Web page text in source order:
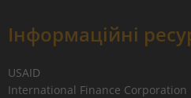
Інформаційні
USAID
International Finance Corporation